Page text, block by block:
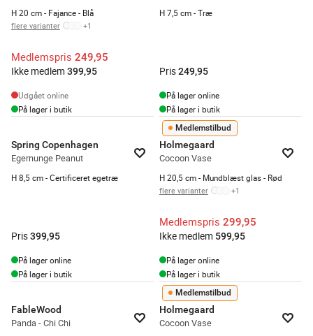
H 20 cm - Fajance - Blå
flere varianter +1
Medlemspris 249,95
Ikke medlem 399,95
Udgået online
På lager i butik
H 7,5 cm - Træ
Pris249,95
På lager online
På lager i butik
Spring Copenhagen
Egernunge Peanut
H 8,5 cm - Certificeret egetræ
Pris399,95
På lager online
På lager i butik
Medlemstilbud
Holmegaard
Cocoon Vase
H 20,5 cm - Mundblæst glas - Rød
flere varianter +1
Medlemspris 299,95
Ikke medlem 599,95
På lager online
På lager i butik
FableWood
Panda - Chi Chi
Medlemstilbud
Holmegaard
Cocoon Vase